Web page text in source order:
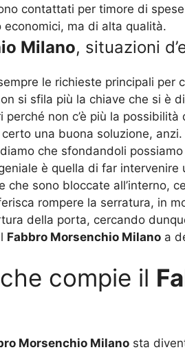
contattati per timore di
ma di alta qualità.
Milano, situazioni
le richieste principali per
si sfila più la chiave che si è
perché non c’è più la
una buona soluzione,
che sfondandoli
è quella di far intervenire
che sono bloccate all’interno,
rompere la serratura, in
della porta, cercando
Fabbro Morsenchio Milano a
compie il
Morsenchio Milano sta